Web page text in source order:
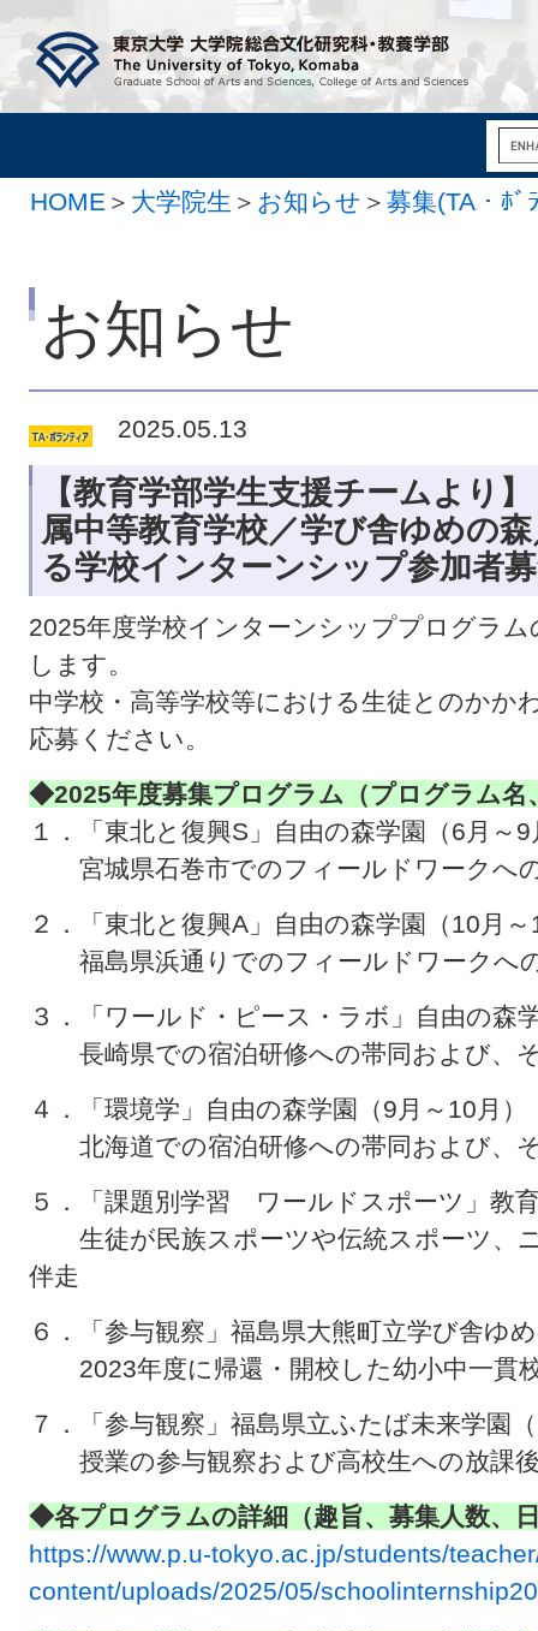
HOME ＞ 大学院生 ＞ お知らせ ＞ 募集(TA・ﾎﾞ
お知らせ
2025.05.13
【教育学部学生支援チームより
属中等教育学校／学び舎ゆめの
る学校インターンシップ参加者
2025年度学校インターンシッププログラ
します。
中学校・高等学校等における生徒とのかか
応募ください。
◆2025年度募集プログラム（プログラム名
１．「東北と復興S」自由の森学園（6月～9
宮城県石巻市でのフィールドワークへ
２．「東北と復興A」自由の森学園（10月
福島県浜通りでのフィールドワークへ
３．「ワールド・ピース・ラボ」自由の森
長崎県での宿泊研修への帯同および、
４．「環境学」自由の森学園（9月～10月）
北海道での宿泊研修への帯同および、
５．「課題別学習 ワールドスポーツ」教
生徒が民族スポーツや伝統スポーツ、
伴走
６．「参与観察」福島県大熊町立学び舎ゆ
2023年度に帰還・開校した幼小中一貫
７．「参与観察」福島県立ふたば未来学園
授業の参与観察および高校生への放課
◆各プログラムの詳細（趣旨、募集人数、
https://www.p.u-tokyo.ac.jp/students/
content/uploads/2025/05/